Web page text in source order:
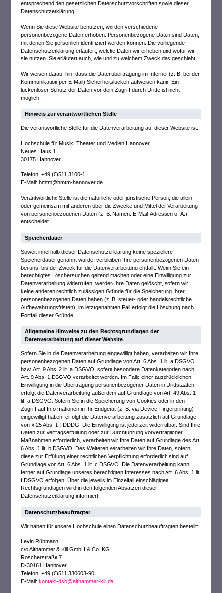
entsprechend den gesetzlichen Datenschutzvorschriften sowie dieser
Datenschutzerklärung.
Wenn Sie diese Website benutzen, werden verschiedene
personenbezogene Daten erhoben. Personenbezogene Daten sind Daten,
mit denen Sie persönlich identifiziert werden können. Die vorliegende
Datenschutzerklärung erläutert, welche Daten wir erheben und wofür wir
sie nutzen. Sie erläutert auch, wie und zu welchem Zweck das geschieht.
Wir weisen darauf hin, dass die Datenübertragung im Internet (z. B. bei der
Kommunikation per E-Mail) Sicherheitslücken aufweisen kann. Ein
lückenloser Schutz der Daten vor dem Zugriff durch Dritte ist nicht
möglich.
Hinweis zur verantwortlichen Stelle
Die verantwortliche Stelle für die Datenverarbeitung auf dieser Website ist:
Hochschule für Musik, Theater und Medien Hannover
Neues Haus 1
30175 Hannover
Telefon: +49 (0)511 3100-1
E-Mail: hmtm@hmtm-hannover.de
Verantwortliche Stelle ist die natürliche oder juristische Person, die allein
oder gemeinsam mit anderen über die Zwecke und Mittel der Verarbeitung
von personenbezogenen Daten (z. B. Namen, E-Mail-Adressen o. Ä.)
entscheidet.
Speicherdauer
Soweit innerhalb dieser Datenschutzerklärung keine speziellere
Speicherdauer genannt wurde, verbleiben Ihre personenbezogenen Daten
bei uns, bis der Zweck für die Datenverarbeitung entfällt. Wenn Sie ein
berechtigtes Löschersuchen geltend machen oder eine Einwilligung zur
Datenverarbeitung widerrufen, werden Ihre Daten gelöscht, sofern wir
keine anderen rechtlich zulässigen Gründe für die Speicherung Ihrer
personenbezogenen Daten haben (z. B. steuer- oder handelsrechtliche
Aufbewahrungsfristen); im letztgenannten Fall erfolgt die Löschung nach
Fortfall dieser Gründe.
Allgemeine Hinweise zu den Rechtsgrundlagen der
Datenverarbeitung auf dieser Website
Sofern Sie in die Datenverarbeitung eingewilligt haben, verarbeiten wir Ihre
personenbezogenen Daten auf Grundlage von Art. 6 Abs. 1 lit. a DSGVO
bzw. Art. 9 Abs. 2 lit. a DSGVO, sofern besondere Datenkategorien nach
Art. 9 Abs. 1 DSGVO verarbeitet werden. Im Falle einer ausdrücklichen
Einwilligung in die Übertragung personenbezogener Daten in Drittstaaten
erfolgt die Datenverarbeitung außerdem auf Grundlage von Art. 49 Abs. 1
lit. a DSGVO. Sofern Sie in die Speicherung von Cookies oder in den
Zugriff auf Informationen in Ihr Endgerät (z. B. via Device-Fingerprinting)
eingewilligt haben, erfolgt die Datenverarbeitung zusätzlich auf Grundlage
von § 25 Abs. 1 TDDDG. Die Einwilligung ist jederzeit widerrufbar. Sind Ihre
Daten zur Vertragserfüllung oder zur Durchführung vorvertraglicher
Maßnahmen erforderlich, verarbeiten wir Ihre Daten auf Grundlage des Art.
6 Abs. 1 lit. b DSGVO. Des Weiteren verarbeiten wir Ihre Daten, sofern
diese zur Erfüllung einer rechtlichen Verpflichtung erforderlich sind auf
Grundlage von Art. 6 Abs. 1 lit. c DSGVO. Die Datenverarbeitung kann
ferner auf Grundlage unseres berechtigten Interesses nach Art. 6 Abs. 1 lit.
f DSGVO erfolgen. Über die jeweils im Einzelfall einschlägigen
Rechtsgrundlagen wird in den folgenden Absätzen dieser
Datenschutzerklärung informiert.
Datenschutz­beauftragter
Wir haben für unsere Hochschule einen Datenschutzbeauftragten bestellt:
Levin Rühmann
c/o Althammer & Kill GmbH & Co. KG
Roscherstraße 7
D-30161 Hannover
Telefon: +49 (0)511 330603-90
E-Mail:kontakt-dsb@althammer-kill.de